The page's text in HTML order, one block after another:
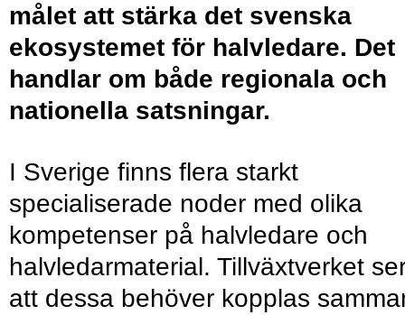
målet att stärka det svenska
ekosystemet för halvledare. Det
handlar om både regionala och
nationella satsningar.
I Sverige finns flera starkt
specialiserade noder med olika
kompetenser på halvledare och
halvledarmaterial. Tillväxtverket
att dessa behöver kopplas